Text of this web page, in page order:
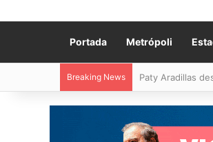
Portada Metrópoli
Breaking News Villa de Pozos